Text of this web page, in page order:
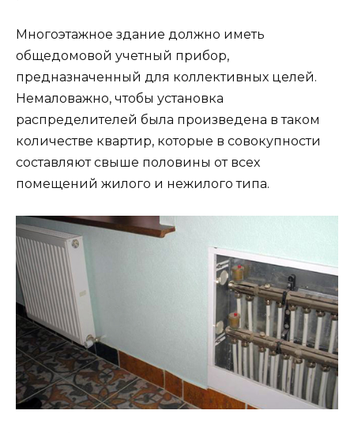
Многоэтажное здание должно иметь
общедомовой учетный прибор,
предназначенный для коллективных целей.
Немаловажно, чтобы установка
распределителей была произведена в таком
количестве квартир, которые в совокупности
составляют свыше половины от всех
помещений жилого и нежилого типа.